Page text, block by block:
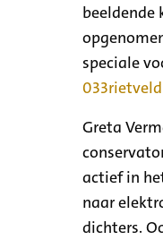
beeldende
speciale
Greta
actief in
naar
dichters.